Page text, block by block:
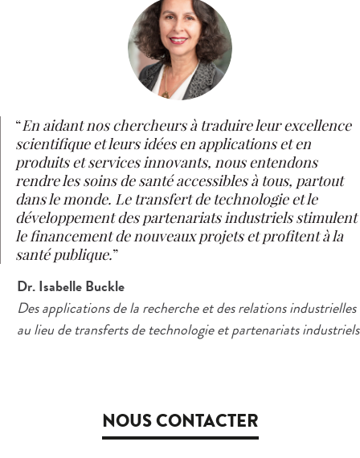
En aidant nos chercheurs à traduire leur excellence
scientifique et leurs idées en applications et en
produits et services innovants, nous entendons
rendre les soins de santé accessibles à tous, partout
dans le monde. Le transfert de technologie et le
développement des partenariats industriels stimulent
le financement de nouveaux projets et profitent à la
santé publique.
Dr. Isabelle Buckle
Des applications de la recherche et des relations industrielles
au lieu de transferts de technologie et partenariats industriels
NOUS CONTACTER